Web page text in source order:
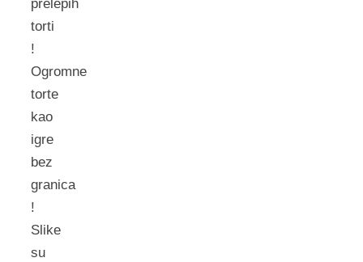
prelepih
torti
!
Ogromne
torte
kao
igre
bez
granica
!
Slike
su